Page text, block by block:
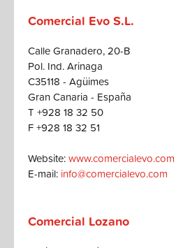
Comercial Evo S.L.
Calle Granadero, 20-B
Pol. Ind. Arinaga
C35118 - Agüimes
Gran Canaria - España
T +928 18 32 50
F +928 18 32 51
Website:www.comercialevo.com
E-mail: info@comercialevo.com
Comercial Lozano